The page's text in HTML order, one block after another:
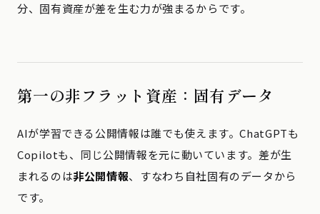
分、固有資産が差を生む力が強まるからです。
第一の非フラット資産：固有データ
AIが学習できる公開情報は誰でも使えます。ChatGPTも
Copilotも、同じ公開情報を元に動いています。差が生
まれるのは非公開情報、すなわち自社固有のデータから
です。